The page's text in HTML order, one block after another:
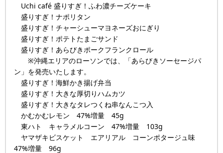
Uchi café 盛りすぎ！ふわ濃チーズケーキ
盛りすぎ！ナポリタン
盛りすぎ！チャーシューマヨネーズおにぎり
盛りすぎ！ポテトたまごサンド
盛りすぎ！あらびきポークフランクロール
※沖縄エリアのローソンでは、「あらびきソーセージパ
ン」を発売いたします。
盛りすぎ！海鮮かき揚げ弁当
盛りすぎ！大きな厚切りハムカツ
盛りすぎ！大きなタレつくね串なんこつ入
かむかむレモン 47%増量 45g
東ハト キャラメルコーン 47%増量 103g
ヤマザキビスケット エアリアル コーンポタージュ味
47%増量 96g